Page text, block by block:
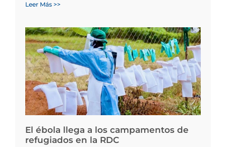
Leer Más >>
El ébola llega a los campamentos de
refugiados en la RDC